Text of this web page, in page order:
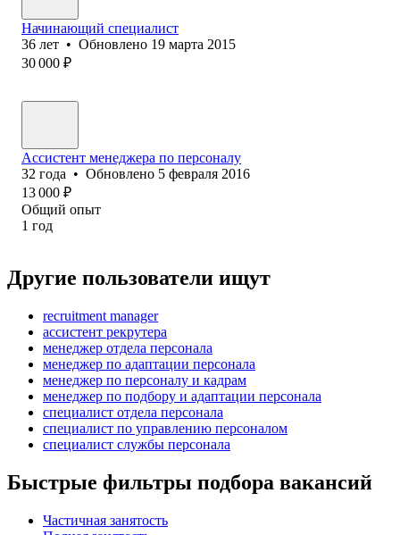
Начинающий специалист
36 лет • Обновлено 19 марта 2015
30 000 ₽
Ассистент менеджера по персоналу
32 года • Обновлено 5 февраля 2016
13 000 ₽
Общий опыт
1 год
Другие пользователи ищут
recruitment manager
ассистент рекрутера
менеджер отдела персонала
менеджер по адаптации персонала
менеджер по персоналу и кадрам
менеджер по подбору и адаптации персонала
специалист отдела персонала
специалист по управлению персоналом
специалист службы персонала
Быстрые фильтры подбора вакансий
Частичная занятость